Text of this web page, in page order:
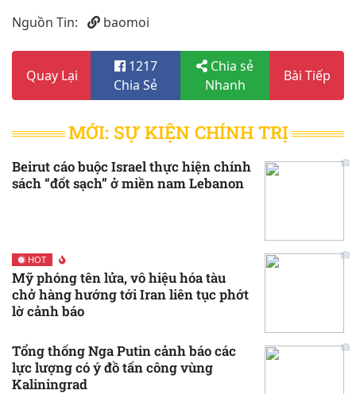
Nguồn Tin: baomoi
Quay Lại
1217
Chia Sẻ
Chia sẻ
Nhanh
Bài Tiếp
MỚI: SỰ KIỆN CHÍNH TRỊ
Beirut cáo buộc Israel thực hiện chính
sách “đốt sạch” ở miền nam Lebanon
HOT
Mỹ phóng tên lửa, vô hiệu hóa tàu
chở hàng hướng tới Iran liên tục phớt
lờ cảnh báo
Tổng thống Nga Putin cảnh báo các
lực lượng có ý đồ tấn công vùng
Kaliningrad